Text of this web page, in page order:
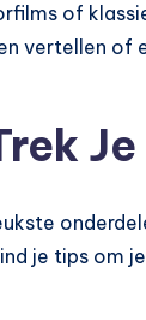
of
vertellen of
je tips om